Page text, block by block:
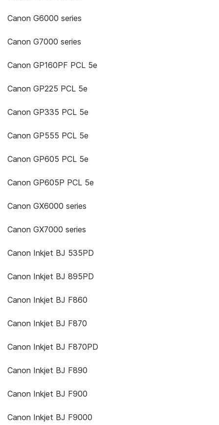
Canon G6000 series
Canon G7000 series
Canon GP160PF PCL 5e
Canon GP225 PCL 5e
Canon GP335 PCL 5e
Canon GP555 PCL 5e
Canon GP605 PCL 5e
Canon GP605P PCL 5e
Canon GX6000 series
Canon GX7000 series
Canon Inkjet BJ 535PD
Canon Inkjet BJ 895PD
Canon Inkjet BJ F860
Canon Inkjet BJ F870
Canon Inkjet BJ F870PD
Canon Inkjet BJ F890
Canon Inkjet BJ F900
Canon Inkjet BJ F9000